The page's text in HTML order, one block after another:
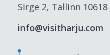
Sirge 2, Tallinn 10618
info@visitharju.com